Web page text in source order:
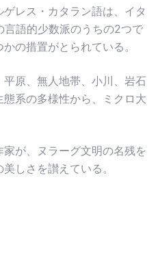
レス・カタラン語は、イタ
言語的少数派のうちの2つで
の措置がとられている。
原、無人地帯、小川、岩石
系の多様性から、ミクロ大
が、ヌラーグ文明の名残を
しさを讃えている。